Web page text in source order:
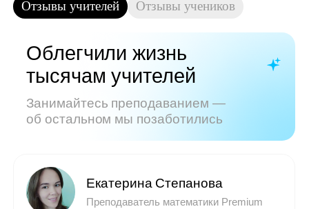
Показать все отзывы
Часто задаваемые
вопросы